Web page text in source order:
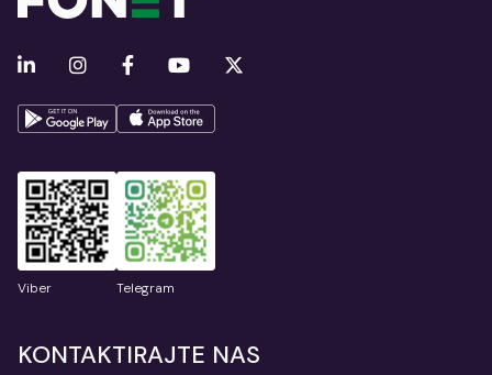
Viber Telegram
KONTAKTIRAJTE NAS